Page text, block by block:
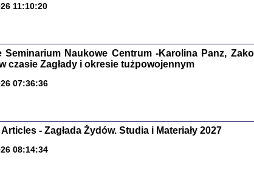
Zagłada Żydów.
11:10:20
Seminarium Naukowe Centrum -Karolina Panz,
czasie Zagłady i okresie tużpowojennym
07:36:36
- Zagłada Żydów. Studia i Materiały 2027
08:14:34